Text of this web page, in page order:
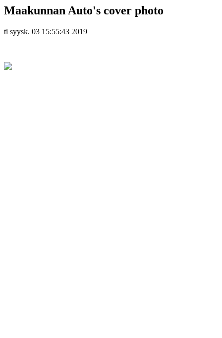
Maakunnan Auto's cover photo
ti syysk. 03 15:55:43 2019